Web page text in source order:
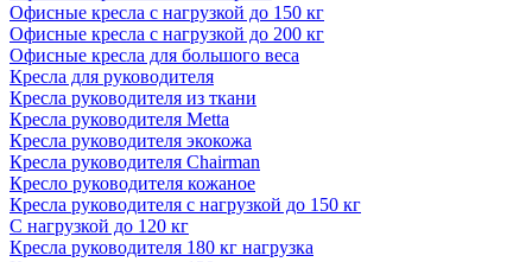
Офисные кресла с нагрузкой до 150 кг
Офисные кресла с нагрузкой до 200 кг
Офисные кресла для большого веса
Кресла для руководителя
Кресла руководителя из ткани
Кресла руководителя Metta
Кресла руководителя экокожа
Кресла руководителя Chairman
Кресло руководителя кожаное
Кресла руководителя с нагрузкой до 150 кг
С нагрузкой до 120 кг
Кресла руководителя 180 кг нагрузка